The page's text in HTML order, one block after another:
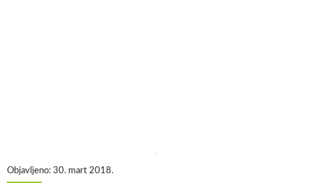
Objavljeno: 30. mart 2018.